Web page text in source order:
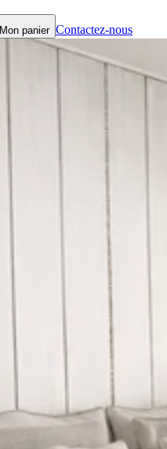
Mon panier Contactez-nous